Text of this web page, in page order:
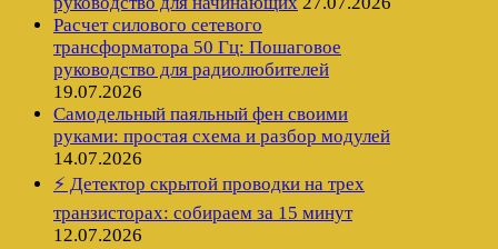
Расчет силового сетевого
трансформатора 50 Гц: Пошаговое
руководство для радиолюбителей
19.07.2026
Самодельный паяльный фен своими
руками: простая схема и разбор модулей
14.07.2026
⚡ Детектор скрытой проводки на трех
транзисторах: собираем за 15 минут
12.07.2026